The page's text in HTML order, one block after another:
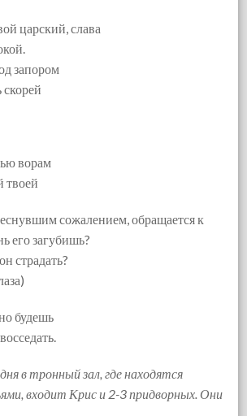
царский, слава
запором
ворам
твоей
сожалением, обращается к
его загубишь?
страдать?
будешь
в тронный зал, где находятся
входит Крис и 2-3 придворных. Они